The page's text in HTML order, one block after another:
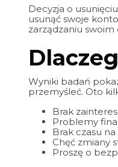
Decyzja o
usunąć swoje
zarządzaniu
Wyniki badań
przemyśleć. Oto
Brak
Problemy
Brak czasu na
Chęć zmiany
Proszę o